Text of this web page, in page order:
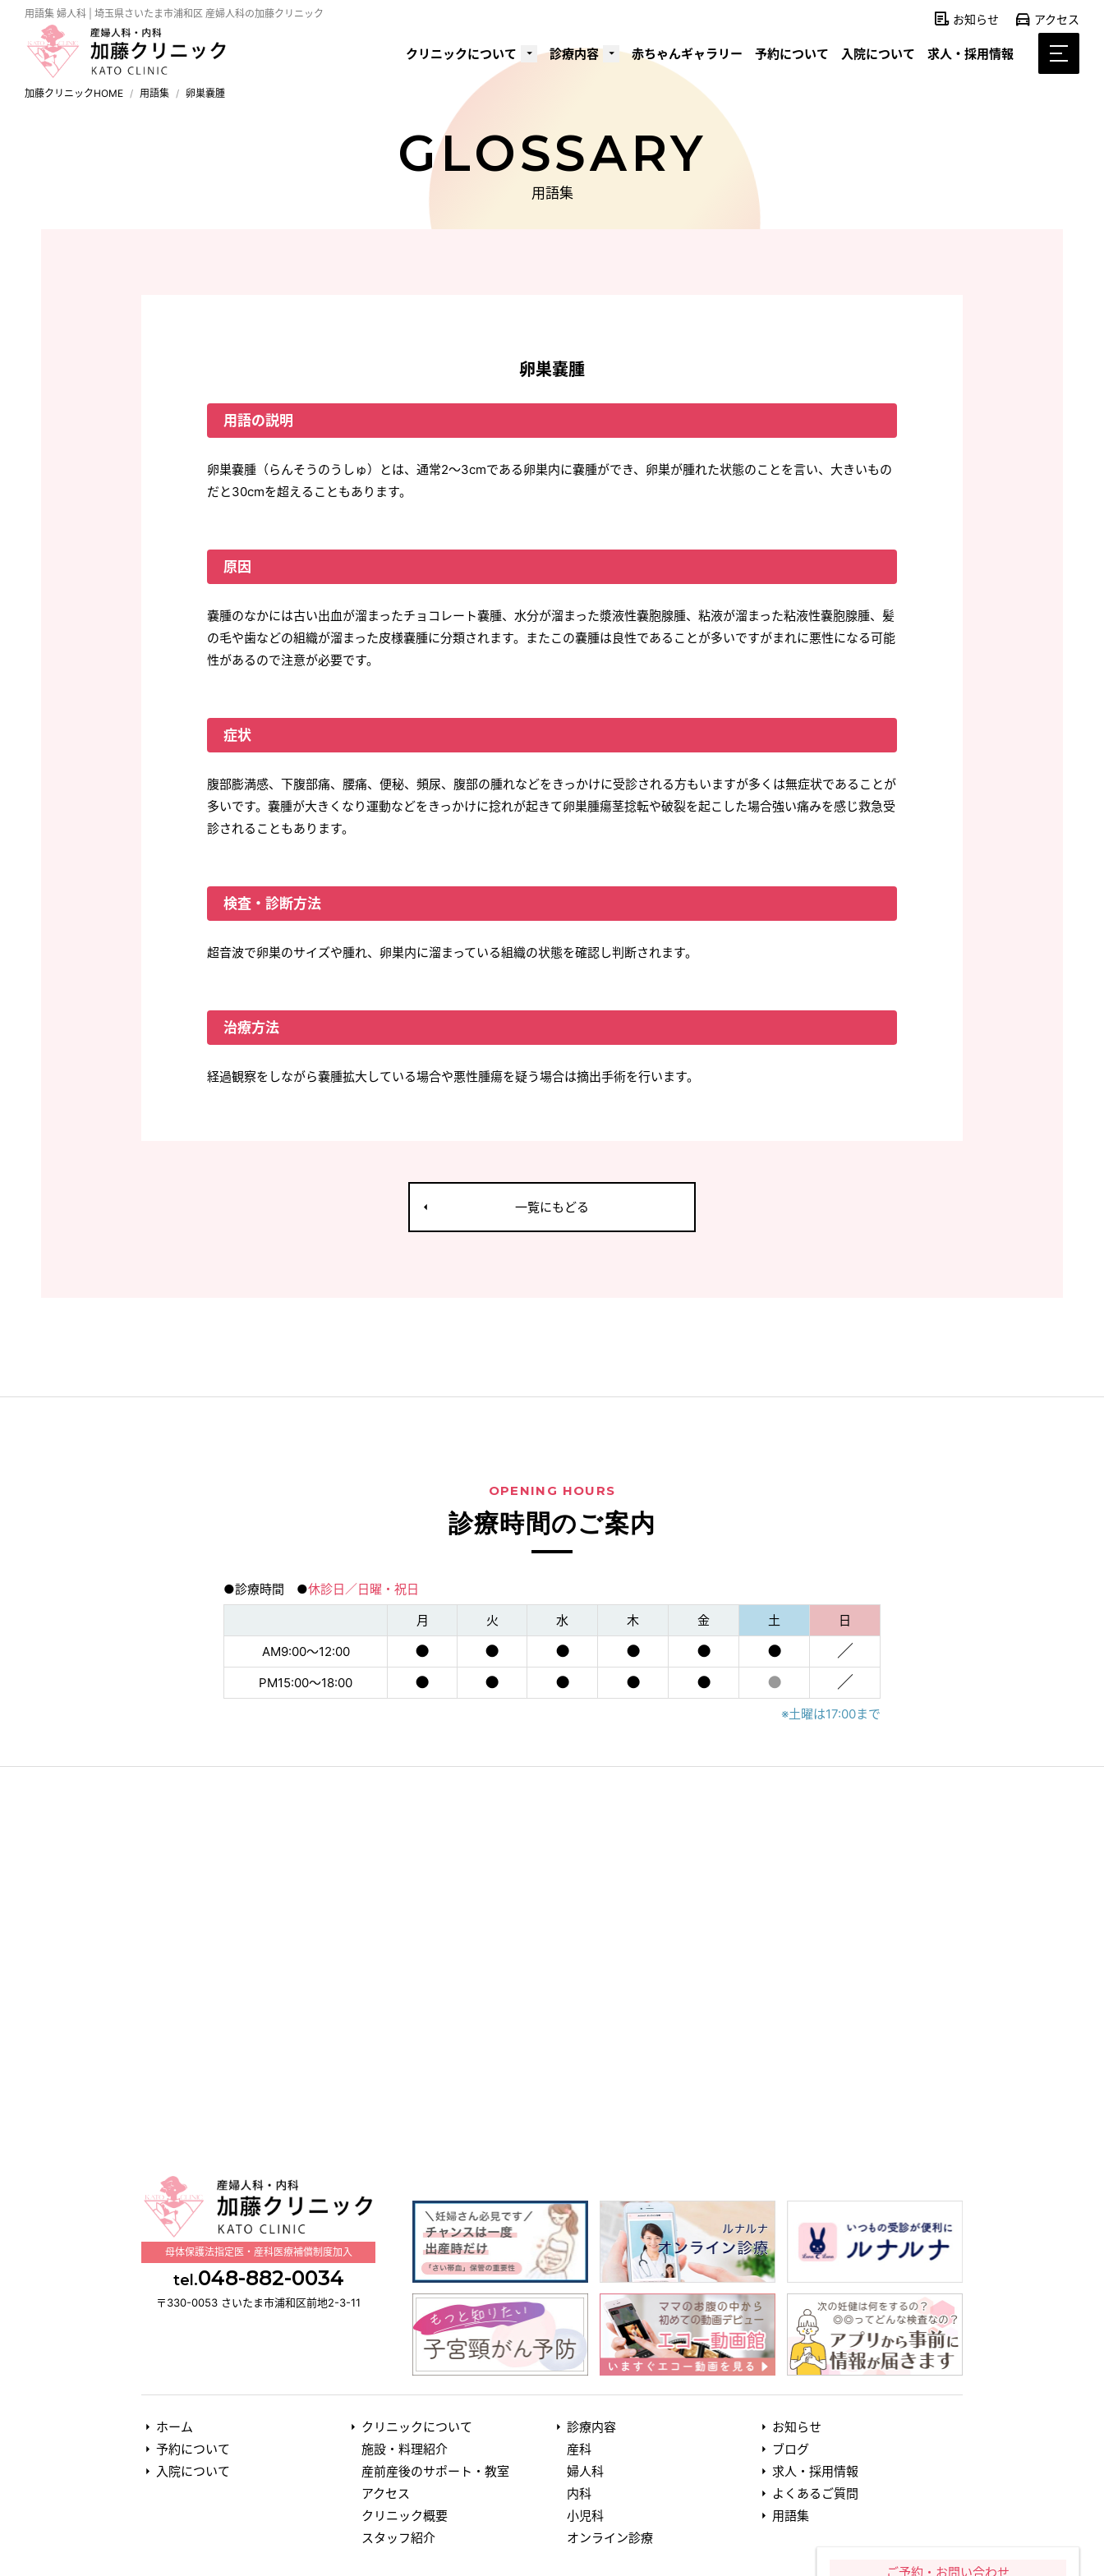
用語集 婦人科 | 埼玉県さいたま市浦和区 産婦人科の加藤クリニック お知らせ アクセス
クリニックについて 診療内容 赤ちゃんギャラリー 予約について 入院について 求人・採用情報
ご予約・お問い合わせ
加藤クリニックHOME 用語集 卵巣嚢腫
GLOSSARY
用語集
卵巣嚢腫
用語の説明
卵巣嚢腫（らんそうのうしゅ）とは、通常2～3cmである卵巣内に嚢腫ができ、卵巣が腫れた状態のことを言い、大きいもの
だと30cmを超えることもあります。
原因
嚢腫のなかには古い出血が溜まったチョコレート嚢腫、水分が溜まった漿液性嚢胞腺腫、粘液が溜まった粘液性嚢胞腺腫、髪
の毛や歯などの組織が溜まった皮様嚢腫に分類されます。またこの嚢腫は良性であることが多いですがまれに悪性になる可能
性があるので注意が必要です。
症状
腹部膨満感、下腹部痛、腰痛、便秘、頻尿、腹部の腫れなどをきっかけに受診される方もいますが多くは無症状であることが
多いです。嚢腫が大きくなり運動などをきっかけに捻れが起きて卵巣腫瘍茎捻転や破裂を起こした場合強い痛みを感じ救急受
診されることもあります。
検査・診断方法
超音波で卵巣のサイズや腫れ、卵巣内に溜まっている組織の状態を確認し判断されます。
治療方法
経過観察をしながら嚢腫拡大している場合や悪性腫瘍を疑う場合は摘出手術を行います。
一覧にもどる
OPENING HOURS
診療時間のご案内
●診療時間 ●休診日／日曜・祝日
月
火 水 木 金 土
日
AM9:00〜12:00
● ● ● ● ● ● ／
PM15:00〜18:00 ● ● ● ● ● ● ／
※土曜は17:00まで
母体保護法指定医・産科医療補償制度加入
tel.048-882-0034
〒330-0053 さいたま市浦和区前地2-3-11
ホーム
予約について
入院について
クリニックについて
施設・料理紹介
産前産後のサポート・教室
アクセス
クリニック概要
スタッフ紹介
診療内容
産科
婦人科
内科
小児科
オンライン診療
お知らせ
ブログ
求人・採用情報
よくあるご質問
用語集